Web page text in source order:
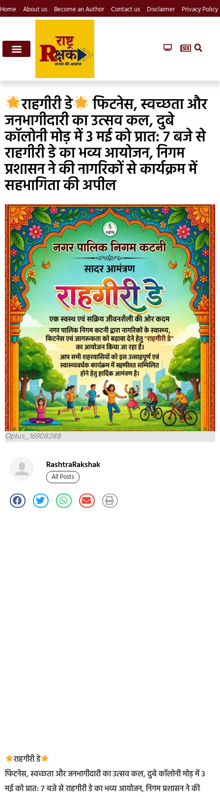
Home About us Become an Author Contact us Disclaimer Privacy Policy
राहगीरी डे फिटनेस, स्वच्छता और
जनभागीदारी का उत्सव कल, दुबे
कॉलोनी मोड़ में 3 मई को प्रात: 7 बजे से
राहगीरी डे का भव्य आयोजन, निगम
प्रशासन ने की नागरिकों से कार्यक्रम में
सहभागिता की अपील
Oplus_16908288
RashtraRakshak
All Posts
राहगीरी डे
फिटनेस, स्वच्छता और जनभागीदारी का उत्सव कल, दुबे कॉलोनी मोड़ में 3
मई को प्रात: 7 बजे से राहगीरी डे का भव्य आयोजन, निगम प्रशासन ने की